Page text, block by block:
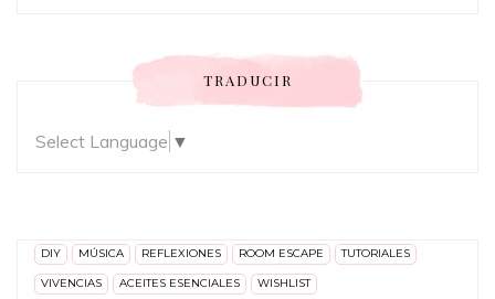
TRADUCIR
Select Language ▼
DIY MÚSICA REFLEXIONES ROOM ESCAPE TUTORIALES
VIVENCIAS ACEITES ESENCIALES WISHLIST